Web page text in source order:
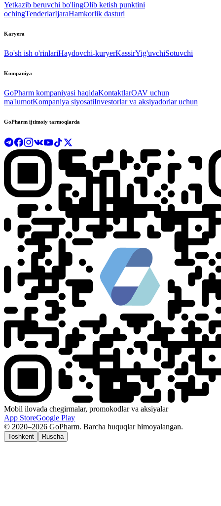
Yetkazib beruvchi bo'lingOlib ketish punktini
ochingTenderlarIjaraHamkorlik dasturi
Karyera
Bo'sh ish o'rinlariHaydovchi-kuryerKassirYig'uvchiSotuvchi
Kompaniya
GoPharm kompaniyasi haqidaKontaktlarOAV uchun
ma'lumotKompaniya siyosatiInvestorlar va aksiyadorlar uchun
GoPharm ijtimoiy tarmoqlarda
Mobil ilovada chegirmalar, promokodlar va aksiyalar
App StoreGoogle Play
© 2020–2026 GoPharm. Barcha huquqlar himoyalangan.
Toshkent Ruscha